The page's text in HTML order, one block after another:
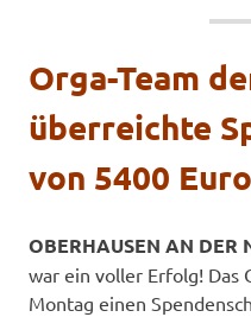
Orga-Team
überreichte
von 5400 Euro
OBERHAUSEN AN DER
war ein voller Erfolg! Das
Montag einen